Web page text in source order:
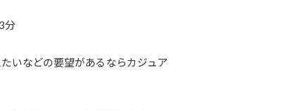
分
いなどの要望があるならカジュア